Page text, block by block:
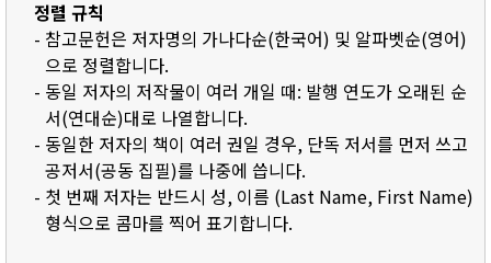
정렬 규칙
- 참고문헌은 저자명의 가나다순(한국어) 및 알파벳순(영어)
으로 정렬합니다.
- 동일 저자의 저작물이 여러 개일 때: 발행 연도가 오래된 순
서(연대순)대로 나열합니다.
- 동일한 저자의 책이 여러 권일 경우, 단독 저서를 먼저 쓰고
공저서(공동 집필)를 나중에 씁니다.
- 첫 번째 저자는 반드시 성, 이름 (Last Name, First Name)
형식으로 콤마를 찍어 표기합니다.